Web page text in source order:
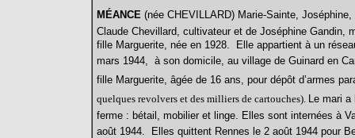
MÉANCE (née CHEVILLARD) Marie-Sainte, Joséphine,
Claude Chevillard, cultivateur et de Joséphine Gandin,
fille Marguerite, née en 1928. Elle appartient à un
mars 1944, à son domicile , au village de Guinard en
fille Marguerite, âgée de 16 ans, pour dépôt d’armes
quelques revolvers et des milliers de cartouches). Le mari a
ferme : bétail, mobilier et linge. Elles sont internées à
août 1944. Elles quittent Rennes le 2 août 1944 pour